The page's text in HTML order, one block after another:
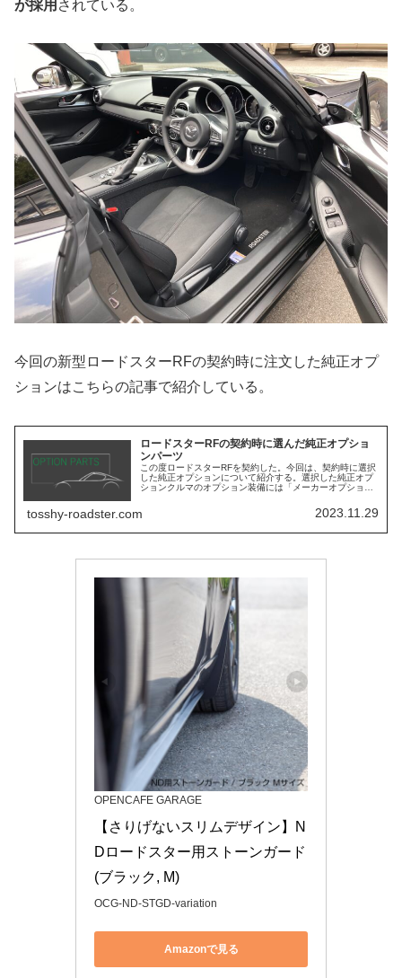
が採用 されている。
今回の新型ロードスターRFの契約時に注文した純正オプ
ションはこちらの記事で紹介している。
ロードスターRFの契約時に選んだ純正オプショ
ンパーツ
この度ロードスターRFを契約した。今回は、契約時に選択
した純正オプションについて紹介する。選択した純正オプ
ションクルマのオプション装備には「メーカーオプショ
tosshy-roadster.com 2023.11.29
OPENCAFE GARAGE
【さりげないスリムデザイン】N
Dロードスター用ストーンガード
(ブラック, M)
OCG-ND-STGD-variation
Amazonで見る